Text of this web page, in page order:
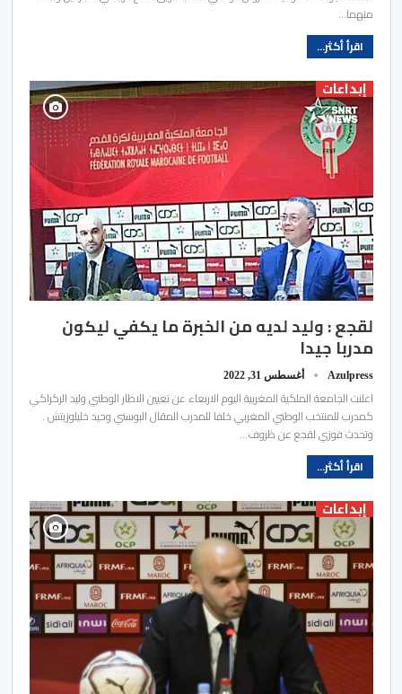
منهما…
اقرأ أكثر...
إبداعات
لقجع : وليد لديه من الخبرة ما يكفي ليكون
مدربا جيدا
Azulpress أغسطس 31, 2022
اعلنت الجامعة الملكية المغربية اليوم الاربعاء عن تعيين الاطار الوطني وليد الركراكي
كمدرب للمنتخب الوطني المغربي خلفا للمدرب المقال البوسني وحيد خليلوزيتش .
وتحدث فوزي لقجع عن ظروف…
اقرأ أكثر...
إبداعات